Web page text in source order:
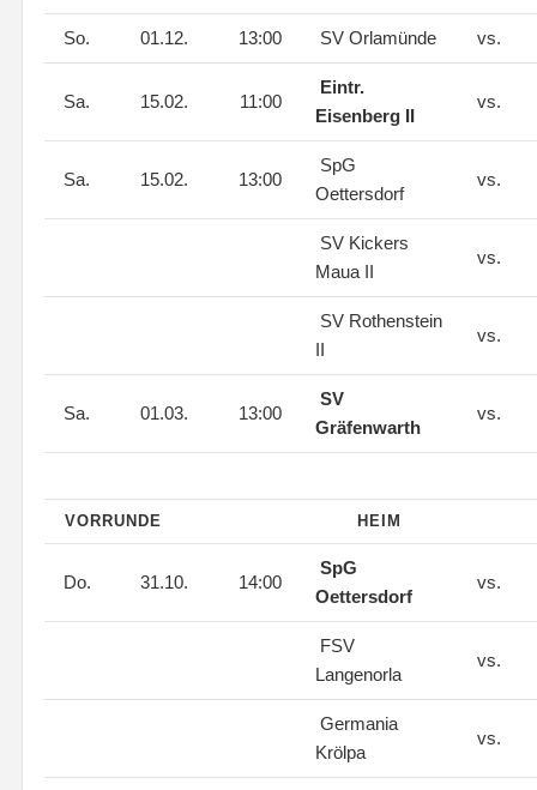
So. 01.12. 13:00 SV Orlamünde vs.
Sa. 15.02. 11:00
Eintr.
Eisenberg II
vs.
Sa. 15.02. 13:00
SpG
Oettersdorf
vs.
SV Kickers
Maua II
vs.
SV Rothenstein
II
vs.
Sa. 01.03. 13:00
SV
Gräfenwarth
vs.
VORRUNDE HEIM
Do. 31.10. 14:00
SpG
Oettersdorf
vs.
FSV
Langenorla
vs.
Germania
Krölpa
vs.